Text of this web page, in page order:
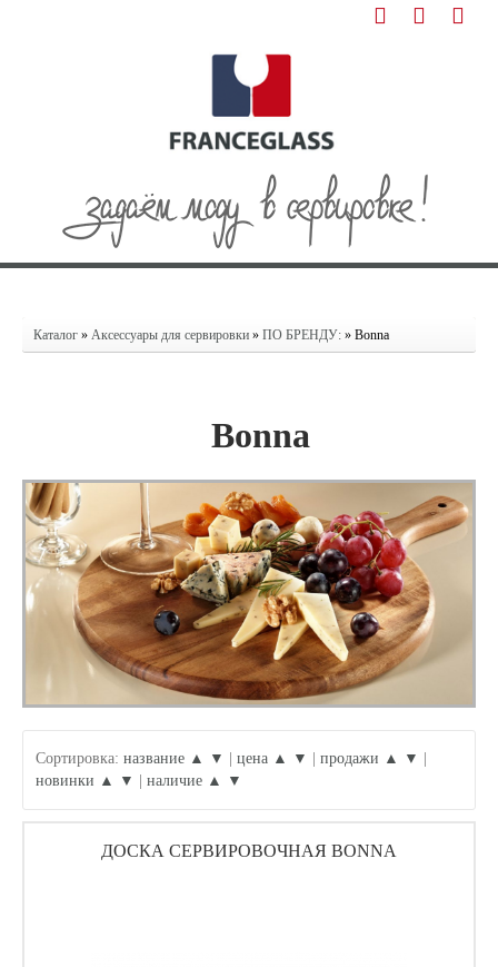
Каталог » Аксессуары для сервировки » ПО БРЕНДУ: » Bonna
Bonna
Сортировка: название ▲ ▼ цена ▲ ▼ продажи ▲ ▼
новинки ▲
▼ наличие ▲ ▼
ДОСКА СЕРВИРОВОЧНАЯ BONNA